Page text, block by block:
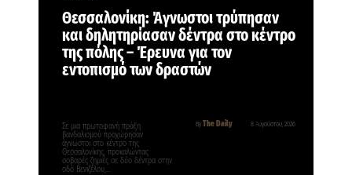
Θεσσαλονίκη: Άγνωστοι τρύπησαν
και δηλητηρίασαν δέντρα στο κέντρο
της πόλης – Έρευνα για τον
εντοπισμό των δραστών
By The Daily 8 Αυγούστου, 2026
Σε μια πρωτοφανή πράξη
βανδαλισμού προχώρησαν
άγνωστοι στο κέντρο της
Θεσσαλονίκης, προκαλώντας
σοβαρές ζημιές σε δύο δέντρα στην
οδό Βενιζέλου,…